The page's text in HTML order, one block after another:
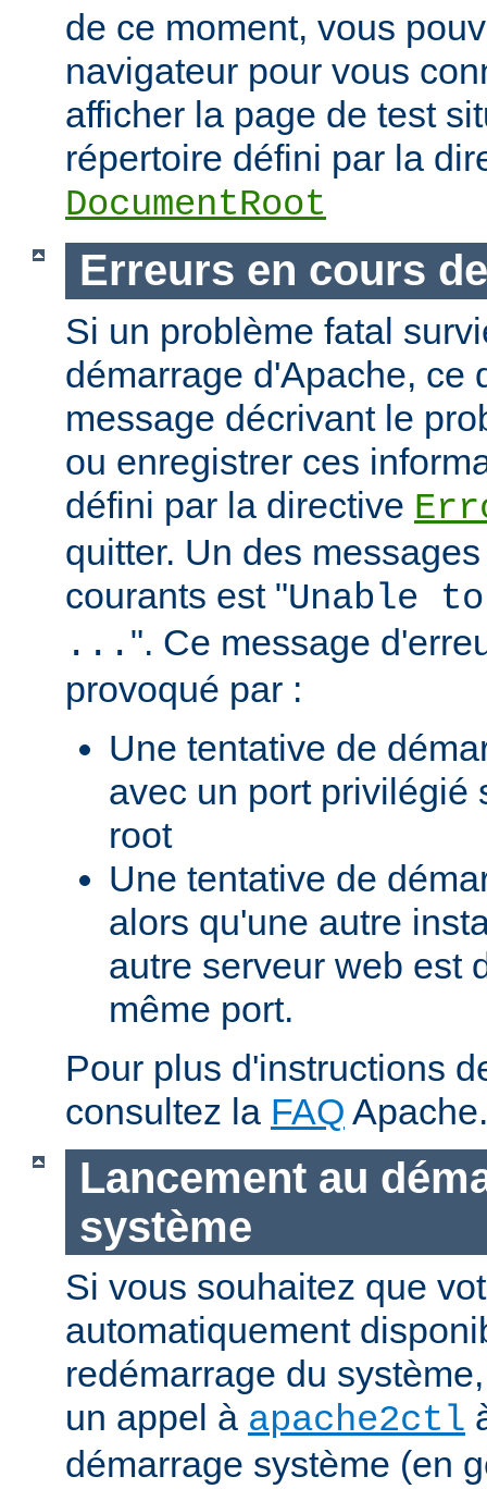
de ce moment, vous
navigateur pour vous
afficher la page de test
répertoire défini par la
DocumentRoot
Erreurs en cours
Si un problème fatal
démarrage d'Apache, ce
message décrivant le
ou enregistrer ces
défini par la directive
quitter. Un des
courants est "Unable
... ". Ce message
provoqué par :
Une tentative de
avec un port privilégié
root
Une tentative de
alors qu'une autre
autre serveur web est
même port.
Pour plus d'instructions
consultez la FAQ Apache.
Lancement au
système
Si vous souhaitez que
automatiquement
redémarrage du
un appel à apache2ctl
démarrage système (en